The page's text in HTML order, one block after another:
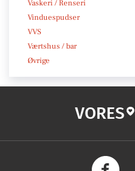
Vaskeri / Renseri
Vinduespudser
VVS
Værtshus / bar
Øvrige
VORES